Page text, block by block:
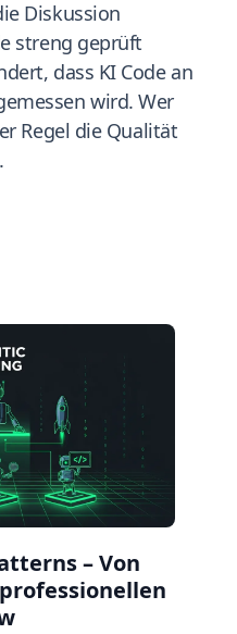
Diskussion
streng geprüft
dass KI Code an
wird. Wer
Regel die Qualität
– Von